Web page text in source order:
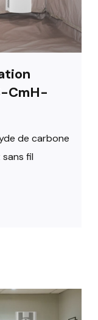
CmH-
de carbone
fil